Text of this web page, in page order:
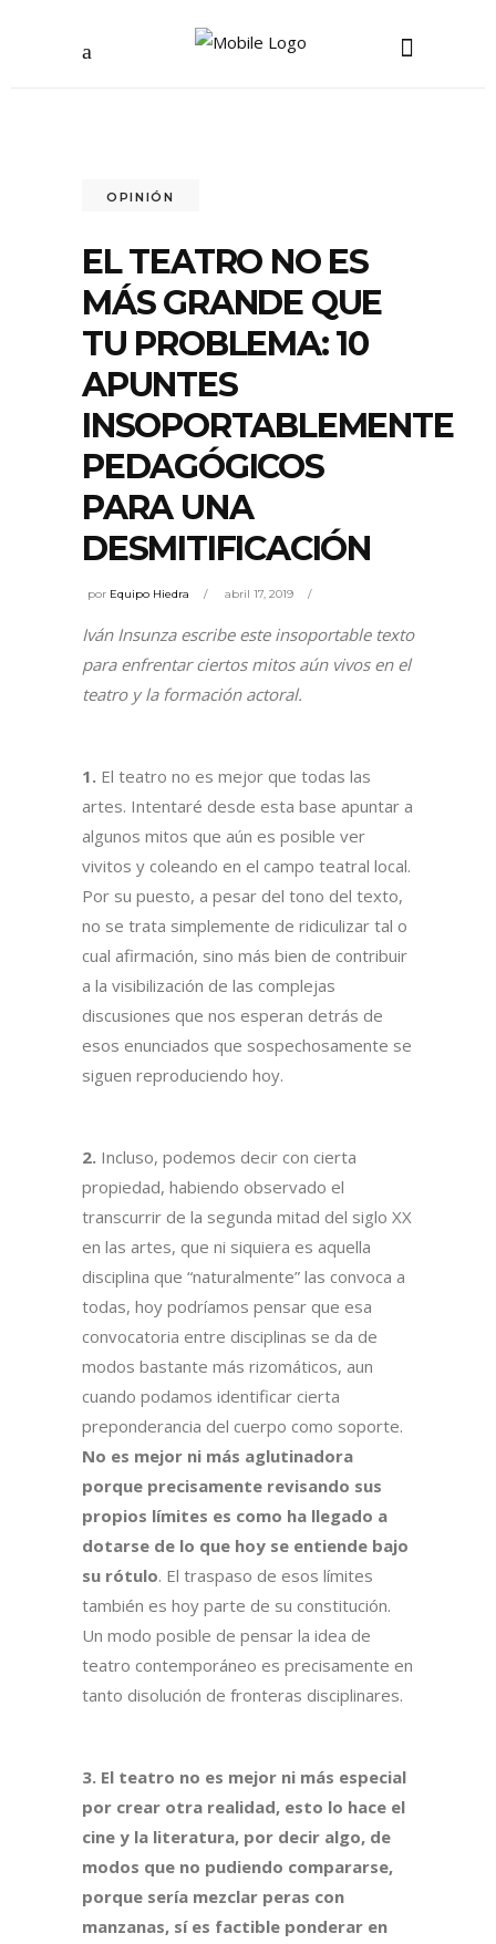
OPINIÓN
EL TEATRO NO ES
MÁS GRANDE QUE
TU PROBLEMA: 10
APUNTES
INSOPORTABLEMENTE
PEDAGÓGICOS
PARA UNA
DESMITIFICACIÓN
por Equipo Hiedra abril 17, 2019
Iván Insunza escribe este insoportable texto
para enfrentar ciertos mitos aún vivos en el
teatro y la formación actoral.
1. El teatro no es mejor que todas las
artes. Intentaré desde esta base apuntar a
algunos mitos que aún es posible ver
vivitos y coleando en el campo teatral local.
Por su puesto, a pesar del tono del texto,
no se trata simplemente de ridiculizar tal o
cual afirmación, sino más bien de contribuir
a la visibilización de las complejas
discusiones que nos esperan detrás de
esos enunciados que sospechosamente se
siguen reproduciendo hoy.
2. Incluso, podemos decir con cierta
propiedad, habiendo observado el
transcurrir de la segunda mitad del siglo XX
en las artes, que ni siquiera es aquella
disciplina que “naturalmente” las convoca a
todas, hoy podríamos pensar que esa
convocatoria entre disciplinas se da de
modos bastante más rizomáticos, aun
cuando podamos identificar cierta
preponderancia del cuerpo como soporte.
No es mejor ni más aglutinadora
porque precisamente revisando sus
propios límites es como ha llegado a
dotarse de lo que hoy se entiende bajo
su rótulo. El traspaso de esos límites
también es hoy parte de su constitución.
Un modo posible de pensar la idea de
teatro contemporáneo es precisamente en
tanto disolución de fronteras disciplinares.
3. El teatro no es mejor ni más especial
por crear otra realidad, esto lo hace el
cine y la literatura, por decir algo, de
modos que no pudiendo compararse,
porque sería mezclar peras con
manzanas, sí es factible ponderar en